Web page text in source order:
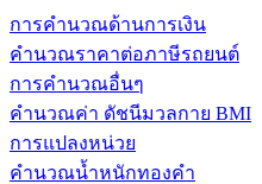
การคำนวณด้านการเงิน
คำนวณราคาต่อภาษีรถยนต์
การคำนวณอื่นๆ
คำนวณค่า ดัชนีมวลกาย BMI
การแปลงหน่วย
คำนวณน้ำหนักทองคำ